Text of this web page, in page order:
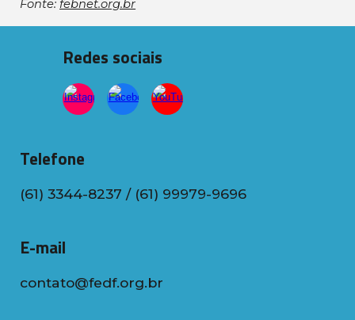
Fonte: febnet.org.br
Redes sociais
Telefone
(61) 3344-8237 / (61) 99979-9696
E-mail
contato@fedf.org.br